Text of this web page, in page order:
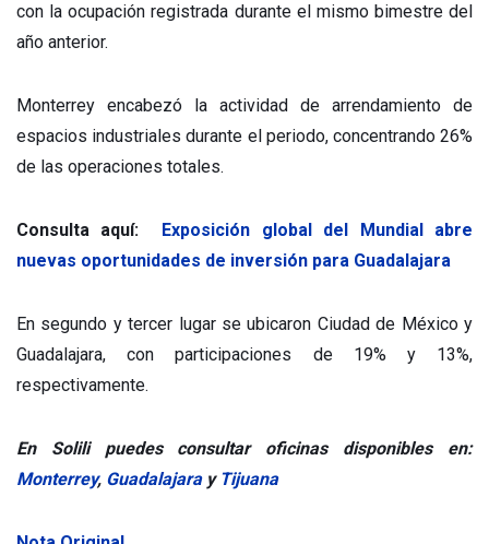
con la ocupación registrada durante el mismo bimestre del
año anterior.
Monterrey encabezó la actividad de arrendamiento de
espacios industriales durante el periodo, concentrando 26%
de las operaciones totales.
Consulta aquí:
Exposición global del Mundial abre
nuevas oportunidades de inversión para Guadalajara
En segundo y tercer lugar se ubicaron Ciudad de México y
Guadalajara, con participaciones de 19% y 13%,
respectivamente.
En Solili puedes consultar oficinas disponibles en:
Monterrey, Guadalajaray Tijuana